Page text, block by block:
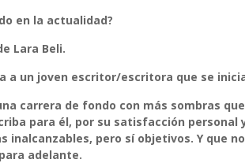
en la actualidad?
Lara Beli.
a un joven escritor/escritora que se
carrera de fondo con más sombras
para él, por su satisfacción personal
inalcanzables, pero sí objetivos. Y que
adelante.